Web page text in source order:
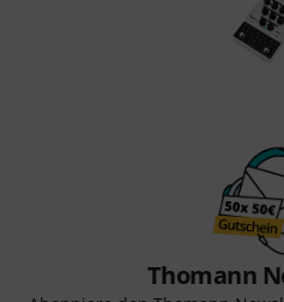
Thomann